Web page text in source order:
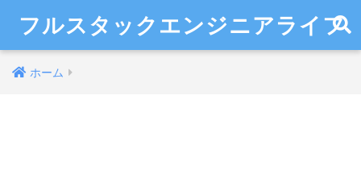
フルスタックエンジニアライフ
ホーム